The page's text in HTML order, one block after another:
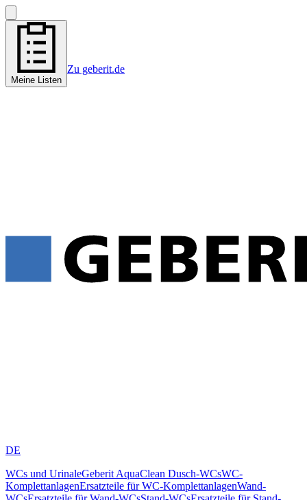
Meine Listen
Zu geberit.de
DE
WCs und UrinaleGeberit AquaClean Dusch-WCsWC-
KomplettanlagenErsatzteile für WC-KomplettanlagenWand-